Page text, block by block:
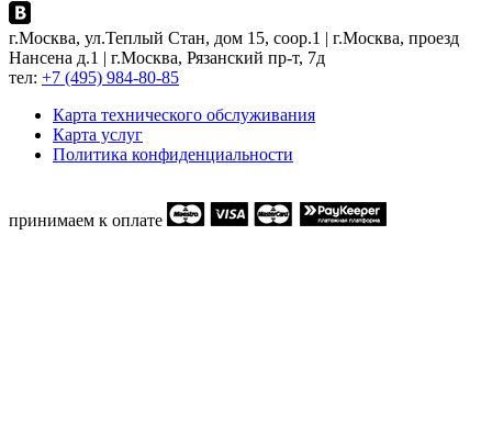
г.Москва, ул.Теплый Стан, дом 15, соор.1 | г.Москва, проезд
Нансена д.1 | г.Москва, Рязанский пр-т, 7д
тел: +7 (495) 984-80-85
Карта технического обслуживания
Карта услуг
Политика конфиденциальности
принимаем к оплате